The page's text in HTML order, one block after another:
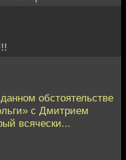
обстоятельстве
с Дмитрием
всячески...